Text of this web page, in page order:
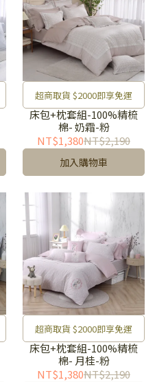
超商取貨 $2000即享免運
床包+枕套組-100%精梳
棉- 奶霜-粉
NT$1,380NT$2,190
加入購物車
超商取貨 $2000即享免運
床包+枕套組-100%精梳
棉- 月桂-粉
NT$1,380NT$2,190